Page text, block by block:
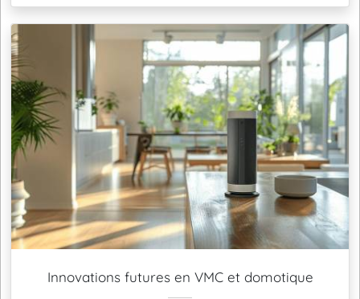
Innovations futures en VMC et domotique